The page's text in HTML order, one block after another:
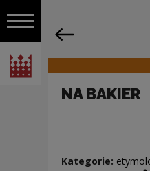
Włącz nawigację
Narodowe Centrum Kultury
Nawigacja
NA BAKIER
Kategorie: